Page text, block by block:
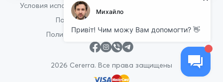
2026 Cererra. Все права защищены
Условия использования
Политика конфиденциальности
Политика в отношении файлов cookie